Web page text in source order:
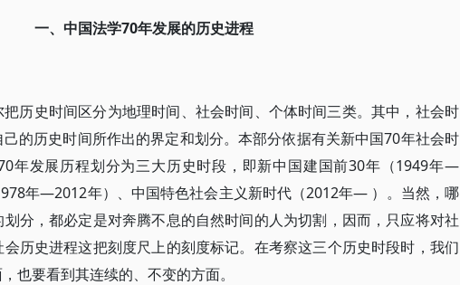
一、中国法学70年发展的历史进程
历史时间区分为地理时间、社会时间、个体时间三类。其中，社会时
的历史时间所作出的界定和划分。本部分依据有关新中国70年社会时
年发展历程划分为三大历史时段，即新中国建国前30年（1949年—
年—2012年）、中国特色社会主义新时代（2012年— ）。当然，哪
分，都必定是对奔腾不息的自然时间的人为切割，因而，只应将对社
历史进程这把刻度尺上的刻度标记。在考察这三个历史时段时，我们
也要看到其连续的、不变的方面。